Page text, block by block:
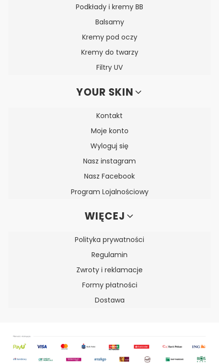
Podkłady i kremy BB
Balsamy
Kremy pod oczy
Kremy do twarzy
Filtry UV
YOUR SKIN
Kontakt
Moje konto
Wyloguj się
Nasz instagram
Nasz Facebook
Program Lojalnościowy
WIĘCEJ
Polityka prywatności
Regulamin
Zwroty i reklamacje
Formy płatności
Dostawa